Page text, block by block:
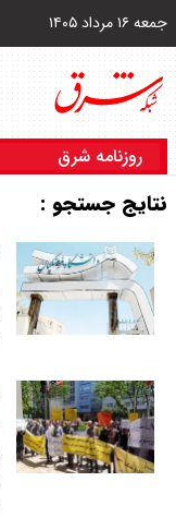
جمعه ۱۶ مرداد ۱۴۰۵
روزنامه شرق
نتایج جستجو :